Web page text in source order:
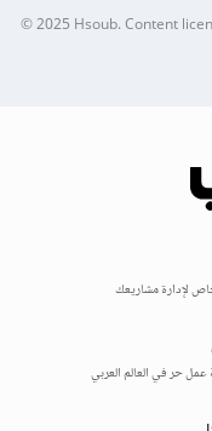
© 2025Hsoub.Content